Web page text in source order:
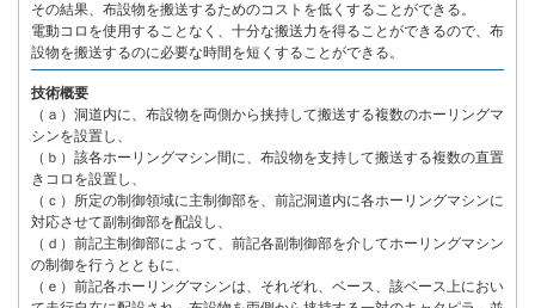
その結果、布設物を搬送するためのコストを低くすることができる。
電動コロを使用することなく、十分な搬送力を得ることができるので、布
設物を搬送するのに必要な時間を短くすることができる。
技術概要
（ａ）洞道内に、布設物を両側から挟持して搬送する複数のホーリングマ
シンを設置し、
（ｂ）該各ホーリングマシン間に、布設物を支持して搬送する複数の直置
きコロを設置し、
（ｃ）所定の制御領域に主制御部を、前記洞道内に各ホーリングマシンに
対応させて副制御部を配設し、
（ｄ）前記主制御部によって、前記各副制御部を介してホーリングマシン
の制御を行うとともに、
（ｅ）前記各ホーリングマシンは、それぞれ、ベース、該ベース上におい